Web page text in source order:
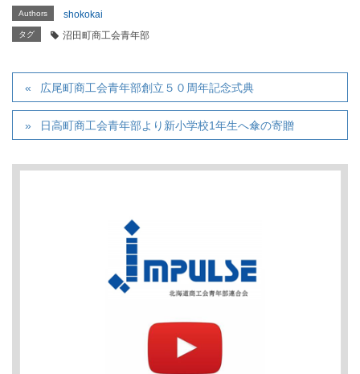
Authors shokokai
タグ 沼田町商工会青年部
広尾町商工会青年部創立５０周年記念式典
日高町商工会青年部より新小学校1年生へ傘の寄贈